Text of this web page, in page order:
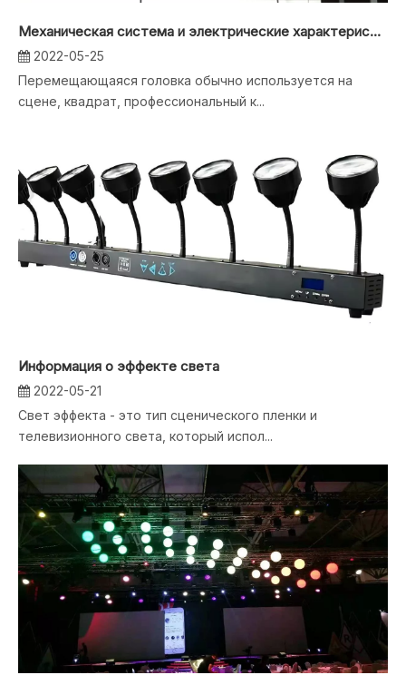
Механическая система и электрические характеристики перемещения головного света
2022-05-25
Перемещающаяся головка обычно используется на
сцене, квадрат, профессиональный к...
Информация о эффекте света
2022-05-21
Свет эффекта - это тип сценического пленки и
телевизионного света, который испол...